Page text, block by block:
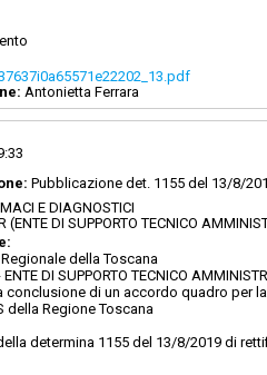
Antonietta Ferrara
Pubblicazione det. 1155 del 13/8/
E DIAGNOSTICI
(ENTE DI SUPPORTO TECNICO
della Toscana
DI SUPPORTO TECNICO
conclusione di un accordo quadro per
della Regione Toscana
determina 1155 del 13/8/2019 di